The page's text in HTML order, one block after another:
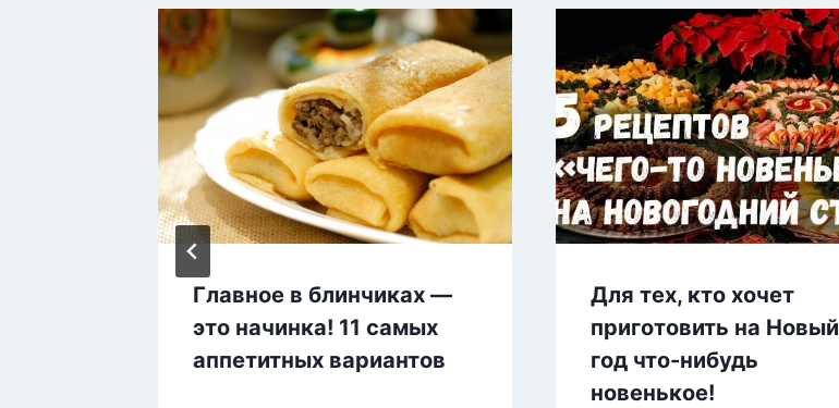
Главное в блинчиках —
это начинка! 11 самых
аппетитных вариантов
Для тех, кто хочет
приготовить на Новый
год что-нибудь
новенькое!